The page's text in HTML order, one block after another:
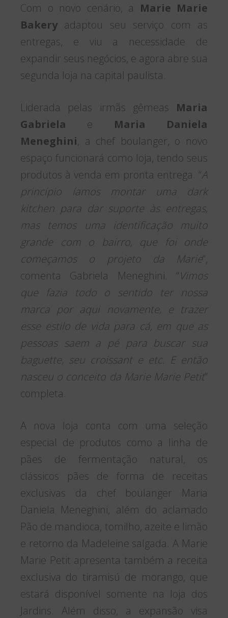
Com o novo cenário, a Marie Marie
Bakery adaptou seu serviço com as
entregas, e viu a necessidade de
expandir seus negócios, e agora abre sua
segunda loja na capital paulista.
Liderada pelas irmãs gêmeas Maria
Gabriela e Maria Daniela
Meneghini, a chef boulanger, o novo
espaço funcionará como loja, tendo seus
produtos à venda em pronta entrega. “A
princípio íamos montar uma dark
kitchen para dar suporte às entregas,
mas temos uma identificação muito
grande com o bairro, que foi onde
começamos o projeto da Marie“,
comenta Gabriela Meneghini. “Vimos
que fazia todo o sentido ter nossa
marca por aqui novamente, e trazer
esse estilo de vida para cá, em que as
pessoas saem a pé para buscar sua
baguette, seu croissant e etc. E então
nasceu o conceito da Marie Marie Petit”
completa.
A nova loja conta com uma seleção
especial de produtos como a linha de
pães de fermentação natural, os
clássicos pães de forma de receitas
exclusivas da chef boulanger Maria
Daniela Meneghini, além do aclamado
Pão de mandioca, tomilho, azeite e limão
e retorno da Madeleine salgada. A Marie
Marie Petit apresenta também a receita
exclusiva do tiramisú de morango, que
estará disponível somente na loja dos
Jardins. Além disso, a expansão visa